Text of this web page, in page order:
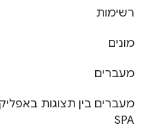
רשימות
מונים
מעברים
מעברים בין תצוגות
SPA